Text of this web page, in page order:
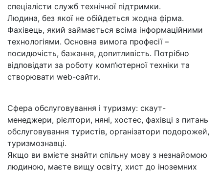
спеціалісти служб технічної підтримки.
Людина, без якої не обійдеться жодна фірма.
Фахівець, який займається всіма інформаційними
технологіями. Основна вимога професії –
посидючість, бажання, допитливість. Потрібно
відповідати за роботу комп’ютерної техніки та
створювати web-сайти.
Сфера обслуговування і туризму: скаут-
менеджери, рієлтори, няні, хостес, фахівці з питань
обслуговування туристів, організатори подорожей,
туризмознавці.
Якщо ви вмієте знайти спільну мову з незнайомою
людиною, маєте вищу освіту, хист до іноземних